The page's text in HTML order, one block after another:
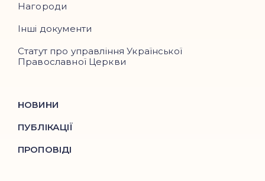
Нагороди
Інші документи
Статут про управління Української
Православної Церкви
НОВИНИ
ПУБЛІКАЦІЇ
ПРОПОВІДІ